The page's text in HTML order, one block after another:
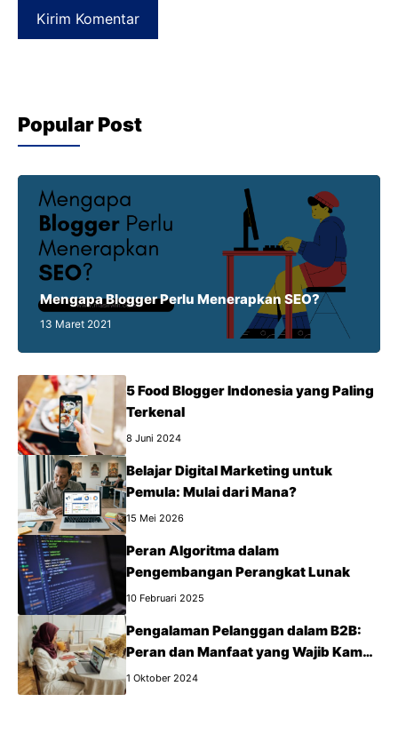
Popular Post
Mengapa Blogger Perlu Menerapkan SEO?
13 Maret 2021
5 Food Blogger Indonesia yang Paling
Terkenal
8 Juni 2024
Belajar Digital Marketing untuk
Pemula: Mulai dari Mana?
15 Mei 2026
Peran Algoritma dalam
Pengembangan Perangkat Lunak
10 Februari 2025
Pengalaman Pelanggan dalam B2B:
Peran dan Manfaat yang Wajib Kamu
Tahu
1 Oktober 2024